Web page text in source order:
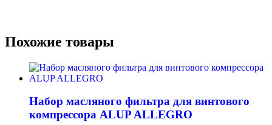
Похожие товары
Набор масляного фильтра для винтового
компрессора ALUP ALLEGRO